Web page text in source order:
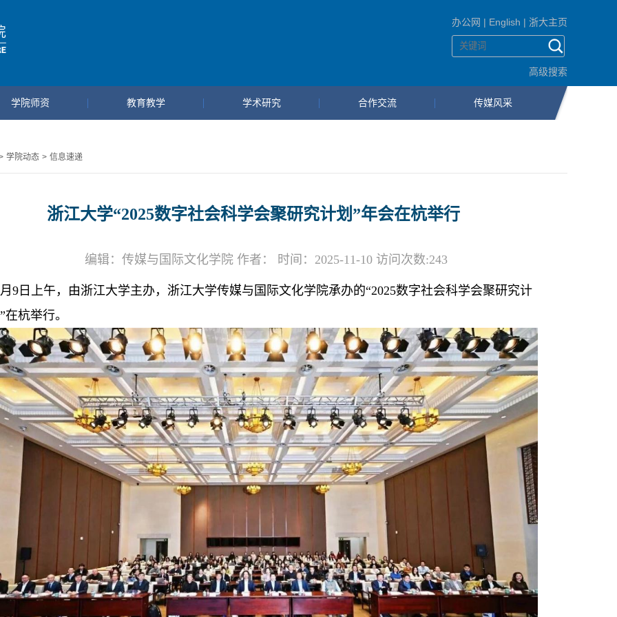
办公网 | English | 浙大主页
高级搜索
学院师资 教育教学 学术研究 合作交流 传媒风采
学院动态 > 信息速递
浙江大学“2025数字社会科学会聚研究计划”年会在杭举行
编辑：传媒与国际文化学院 作者： 时间：2025-11-10 访问次数:243
月 9 日上午，由浙江大学主办，浙江大学传媒与国际文化学院承办的“2025数字社会科学会聚研究计
在杭举行。